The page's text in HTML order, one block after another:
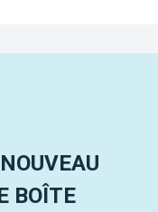
BOÎTE